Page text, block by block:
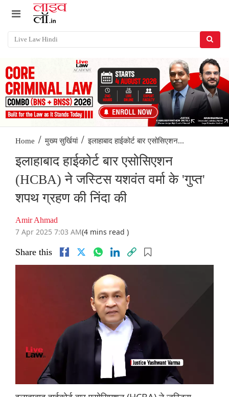
Home / मुख्य सुर्खियां / इलाहाबाद हाईकोर्ट बार एसोसिएशन...
इलाहाबाद हाईकोर्ट बार एसोसिएशन
(HCBA) ने जस्टिस यशवंत वर्मा के 'गुप्त'
शपथ ग्रहण की निंदा की
Amir Ahmad
7 Apr 2025 7:03 AM(4 mins read )
Share this